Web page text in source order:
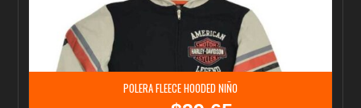
POLERA FLEECE HOODED NIÑO